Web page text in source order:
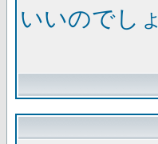
いいのでし